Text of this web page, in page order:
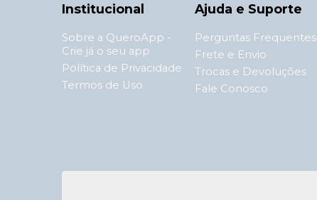
Institucional
Sobre a QueroApp -
Crie já o seu app
Política de Privacidade
Termos de Uso
Ajuda e Suporte
Perguntas Frequentes
Frete e Envio
Trocas e Devoluções
Fale Conosco